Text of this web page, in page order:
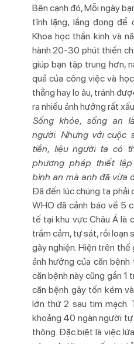
Bên cạnh đó, Mỗi ngày
tĩnh lặng, lắng đọng để
Khoa học thần kinh và
hành 20-30 phút thiền
giúp bạn tập trung hơn,
quả của công việc và
thẳng hay lo âu, tránh
ra nhiều ảnh hưởng rất
Sống khỏe, sống an
người. Nhưng với cuộc
tiền, liệu người ta có
phương pháp thiết
bình an mà anh đã vừa
Đã đến lúc chúng ta phải
WHO đã cảnh báo về 5
tế tại khu vực Châu Á là
trầm cảm, tự sát, rồi loạn
gây nghiện. Hiện trên
ảnh hưởng của căn
căn bệnh này cũng gần 1
căn bệnh gây tốn kém
lớn thứ 2 sau tim mạch.
khoảng 40 ngàn người
thông. Đặc biệt là việc